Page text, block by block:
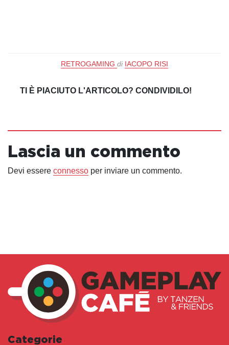
RETROGAMING di IACOPO RISI
TI È PIACIUTO L'ARTICOLO? CONDIVIDILO!
Lascia un commento
Devi essere connesso per inviare un commento.
Categorie